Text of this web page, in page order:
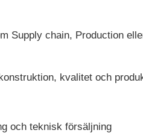
Supply chain, Production
kvalitet och
och teknisk försäljning